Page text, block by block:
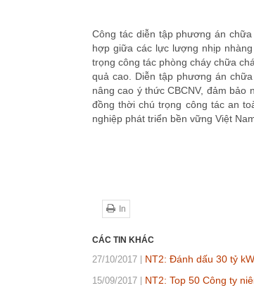
Công tác diễn tập phương án
hợp giữa các lực lượng nhịp
trọng công tác phòng cháy chữa
quả cao. Diễn tập phương án
nâng cao ý thức CBCNV, đảm bảo
đồng thời chú trọng công tác an
nghiệp phát triển bền vững Việt
In
CÁC TIN KHÁC
27/10/2017 NT2: Đánh dấu 30 tỷ
15/09/2017 NT2: Top 50 Công ty